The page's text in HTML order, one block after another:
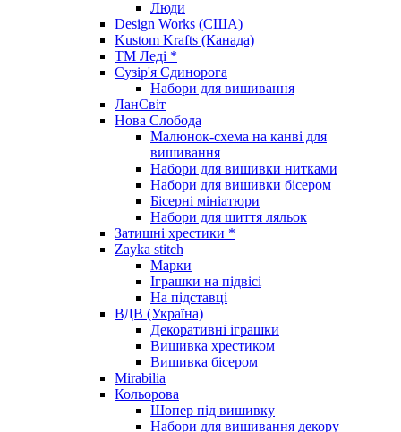
Люди
Design Works (США)
Kustom Krafts (Канада)
ТМ Леді *
Сузір'я Єдинорога
Набори для вишивання
ЛанСвіт
Нова Слобода
Малюнок-схема на канві для
вишивання
Набори для вишивки нитками
Набори для вишивки бісером
Бісерні мініатюри
Набори для шиття ляльок
Затишні хрестики *
Zayka stitch
Марки
Іграшки на підвісі
На підставці
ВДВ (Україна)
Декоративні іграшки
Вишивка хрестиком
Вишивка бісером
Mirabilia
Кольорова
Шопер під вишивку
Набори для вишивання декору